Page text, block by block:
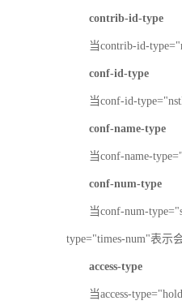
contrib-id-type
当contrib-id-
conf-id-type
当conf-id-
conf-name-type
当conf-name-
conf-num-type
当conf-num-
type="times-num"表示
access-type
当access-